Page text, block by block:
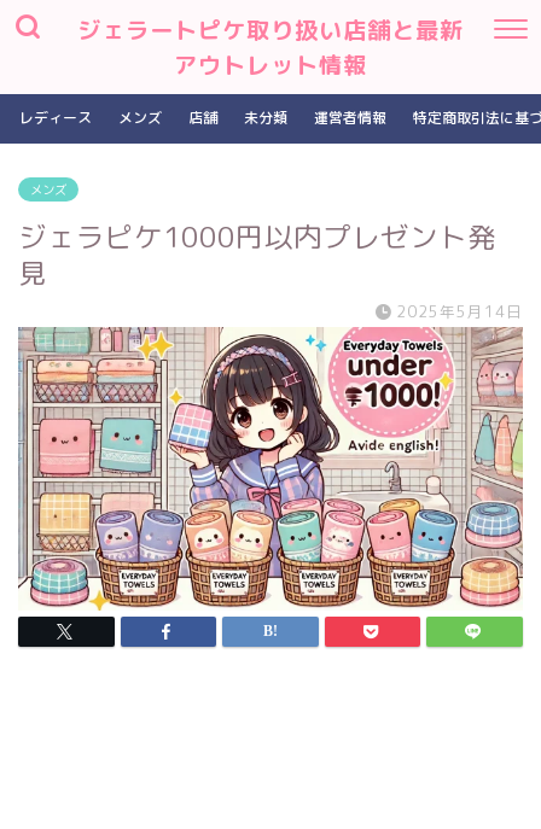
ジェラートピケ取り扱い店舗と最新
アウトレット情報
レディース メンズ 店舗 未分類 運営者情報 特定商取引法に基
メンズ
ジェラピケ1000円以内プレゼント発
見
2025年5月14日